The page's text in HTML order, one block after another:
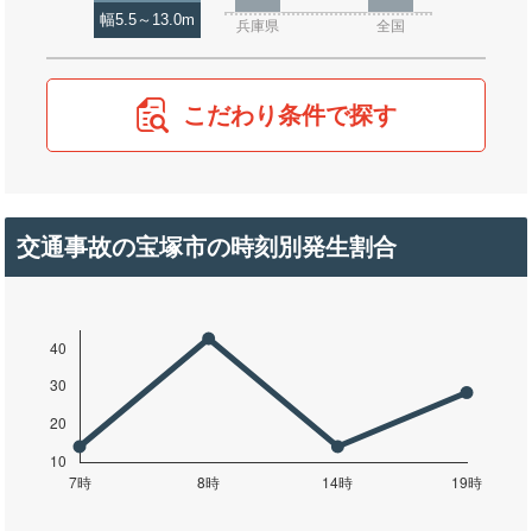
幅5.5～13.0m 兵庫県 全国
こだわり条件で探す
交通事故の宝塚市の時刻別発生割合